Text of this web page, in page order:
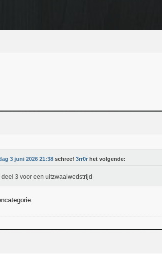
3 juni 2026 21:38 schreef 3rr0r het volgende:
3 voor een uitzwaaiwedstrijd